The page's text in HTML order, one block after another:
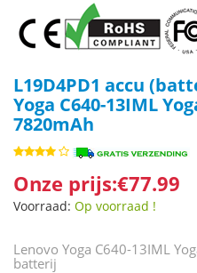
L19D4PD1 accu
Yoga C640-13IML
7820mAh
Onze prijs:€77.99
Voorraad: Op voorraad !
Lenovo Yoga C640-13IML
batterij